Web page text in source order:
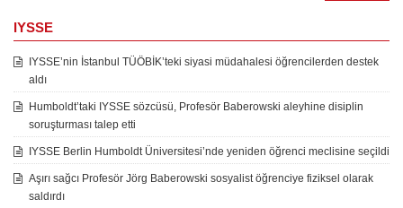
IYSSE
IYSSE’nin İstanbul TÜÖBİK’teki siyasi müdahalesi öğrencilerden destek
aldı
Humboldt’taki IYSSE sözcüsü, Profesör Baberowski aleyhine disiplin
soruşturması talep etti
IYSSE Berlin Humboldt Üniversitesi’nde yeniden öğrenci meclisine seçildi
Aşırı sağcı Profesör Jörg Baberowski sosyalist öğrenciye fiziksel olarak
saldırdı